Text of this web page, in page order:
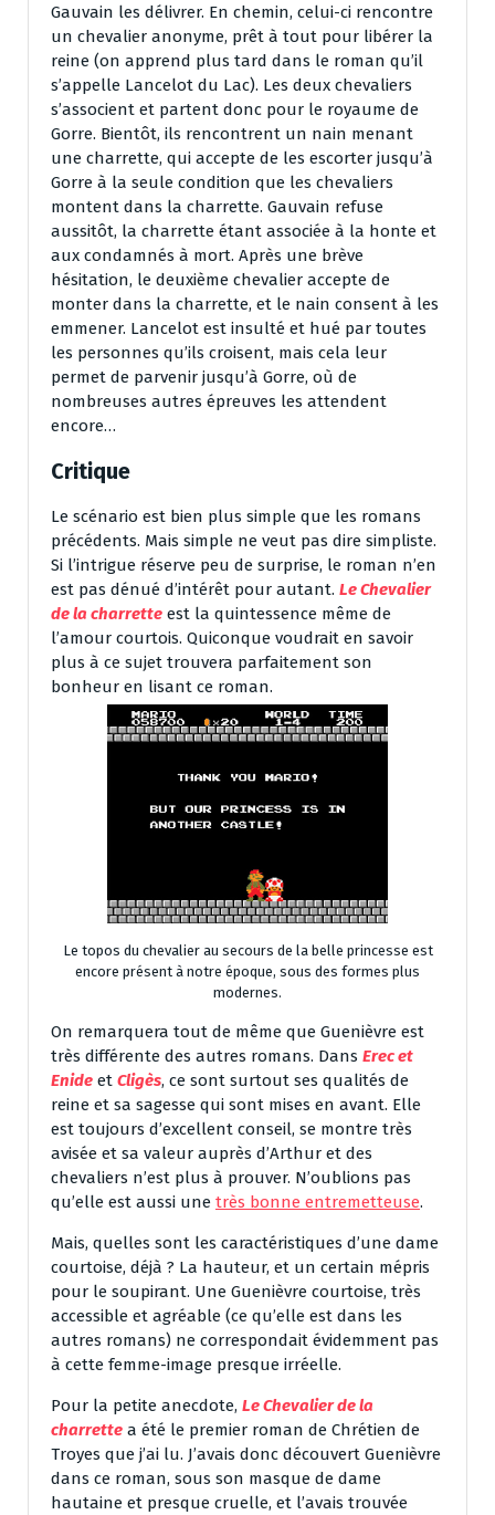
Gauvain les délivrer. En chemin, celui-ci rencontre
un chevalier anonyme, prêt à tout pour libérer la
reine (on apprend plus tard dans le roman qu’il
s’appelle Lancelot du Lac). Les deux chevaliers
s’associent et partent donc pour le royaume de
Gorre. Bientôt, ils rencontrent un nain menant
une charrette, qui accepte de les escorter jusqu’à
Gorre à la seule condition que les chevaliers
montent dans la charrette. Gauvain refuse
aussitôt, la charrette étant associée à la honte et
aux condamnés à mort. Après une brève
hésitation, le deuxième chevalier accepte de
monter dans la charrette, et le nain consent à les
emmener. Lancelot est insulté et hué par toutes
les personnes qu’ils croisent, mais cela leur
permet de parvenir jusqu’à Gorre, où de
nombreuses autres épreuves les attendent
encore…
Critique
Le scénario est bien plus simple que les romans
précédents. Mais simple ne veut pas dire simpliste.
Si l’intrigue réserve peu de surprise, le roman n’en
est pas dénué d’intérêt pour autant. Le Chevalier
de la charrette est la quintessence même de
l’amour courtois. Quiconque voudrait en savoir
plus à ce sujet trouvera parfaitement son
bonheur en lisant ce roman.
Le topos du chevalier au secours de la belle princesse est
encore présent à notre époque, sous des formes plus
modernes.
On remarquera tout de même que Guenièvre est
très différente des autres romans. Dans Erec et
Enide et Cligès, ce sont surtout ses qualités de
reine et sa sagesse qui sont mises en avant. Elle
est toujours d’excellent conseil, se montre très
avisée et sa valeur auprès d’Arthur et des
chevaliers n’est plus à prouver. N’oublions pas
qu’elle est aussi une très bonne entremetteuse.
Mais, quelles sont les caractéristiques d’une dame
courtoise, déjà ? La hauteur, et un certain mépris
pour le soupirant. Une Guenièvre courtoise, très
accessible et agréable (ce qu’elle est dans les
autres romans) ne correspondait évidemment pas
à cette femme-image presque irréelle.
Pour la petite anecdote, Le Chevalier de la
charrette a été le premier roman de Chrétien de
Troyes que j’ai lu. J’avais donc découvert Guenièvre
dans ce roman, sous son masque de dame
hautaine et presque cruelle, et l’avais trouvée